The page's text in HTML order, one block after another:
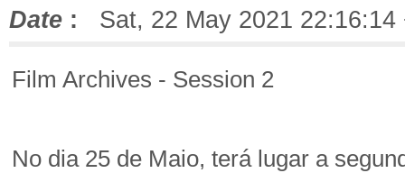
Date : Sat, 22 May 2021 22:16:14
Film Archives - Session 2
No dia 25 de Maio, terá lugar a